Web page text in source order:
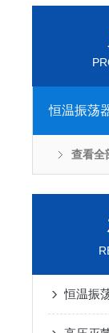
恒温振荡
查看全
恒温振